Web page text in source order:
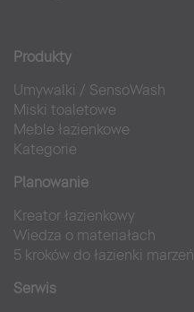
Produkty
Umywalki / SensoWash
Miski toaletowe
Meble łazienkowe
Kategorie
Planowanie
Kreator łazienkowy
Wiedza o materiałach
5 kroków do łazienki marzeń
Serwis